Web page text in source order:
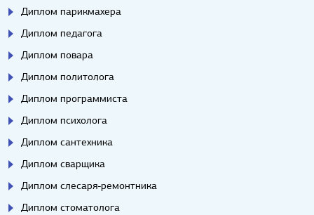
Диплом парикмахера
Диплом педагога
Диплом повара
Диплом политолога
Диплом программиста
Диплом психолога
Диплом сантехника
Диплом сварщика
Диплом слесаря-ремонтника
Диплом стоматолога